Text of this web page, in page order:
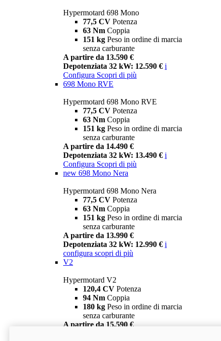
Hypermotard 698 Mono
77,5 CV Potenza
63 Nm Coppia
151 kg Peso in ordine di marcia
senza carburante
A partire da 13.590 €
Depotenziata 32 kW: 12.590 € i
Configura Scopri di più
698 Mono RVE
Hypermotard 698 Mono RVE
77,5 CV Potenza
63 Nm Coppia
151 kg Peso in ordine di marcia
senza carburante
A partire da 14.490 €
Depotenziata 32 kW: 13.490 € i
Configura Scopri di più
new 698 Mono Nera
Hypermotard 698 Mono Nera
77,5 CV Potenza
63 Nm Coppia
151 kg Peso in ordine di marcia
senza carburante
A partire da 13.990 €
Depotenziata 32 kW: 12.990 € i
configura scopri di più
V2
Hypermotard V2
120,4 CV Potenza
94 Nm Coppia
180 kg Peso in ordine di marcia
senza carburante
A partire da 15.590 €